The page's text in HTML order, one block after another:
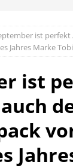
ist
Jahres Marke
ist